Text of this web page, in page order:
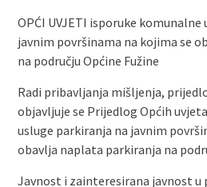
OPĆI UVJETI isporuke
javnim površinama na kojima se
na području Općine Fužine
Radi pribavljanja mišljenja,
objavljuje se Prijedlog Općih
usluge parkiranja na javnim
obavlja naplata parkiranja na
Javnost i zainteresirana javnost u